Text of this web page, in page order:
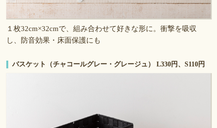
１枚32cm×32cmで、組み合わせて好きな形に。衝撃を吸収
し、防音効果・床面保護にも
バスケット（チャコールグレー・グレージュ） L330円、S110円